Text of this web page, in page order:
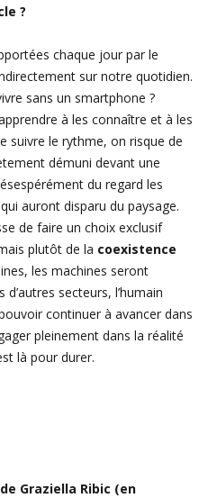
?
chaque jour par le
sur notre quotidien.
sans un smartphone ?
à les connaître et à les
suivre le rythme, on risque de
démuni devant une
du regard les
auront disparu du paysage.
de faire un choix exclusif
plutôt de la coexistence
les machines seront
secteurs, l’humain
continuer à avancer dans
pleinement dans la réalité
là pour durer.
Graziella Ribic (en